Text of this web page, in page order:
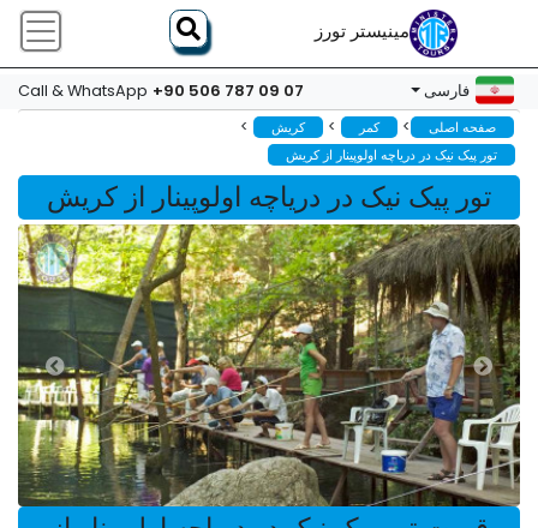
مینیستر تورز
فارسی Call & WhatsApp +90 506 787 09 07
صفحه اصلی > کمر > کریش >
تور پیک نیک در دریاچه اولوپینار از کریش
تور پیک نیک در دریاچه اولوپینار از کریش